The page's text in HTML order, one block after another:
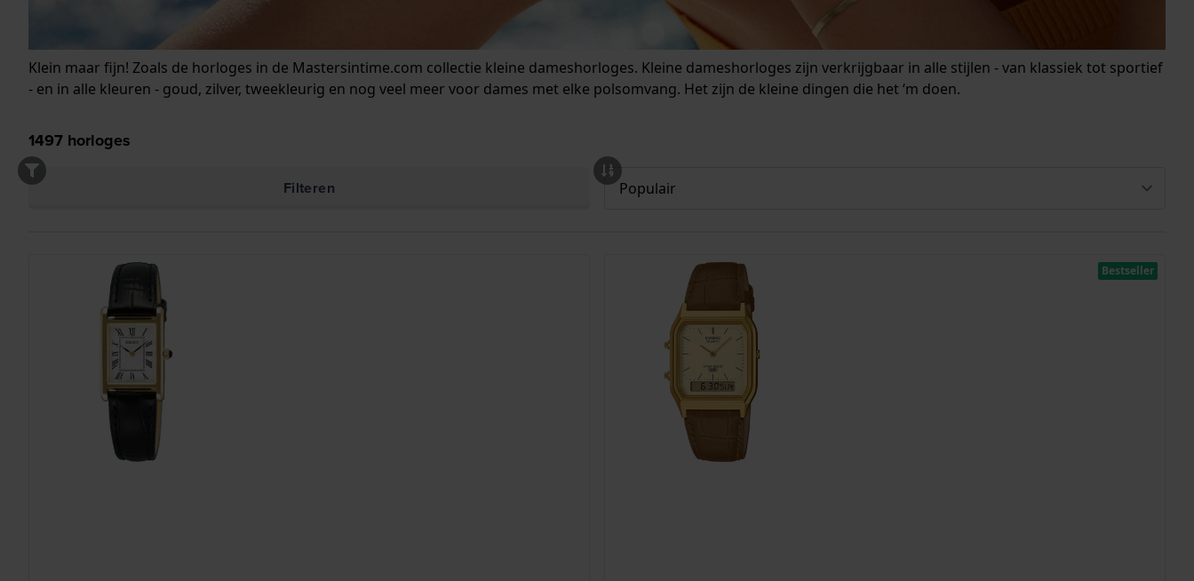
Klein maar fijn! Zoals de horloges in de Mastersintime.com collectie kleine dameshorloges. Kleine dameshorloges zijn verkrijgbaar in alle stijlen - van klassiek tot sportief
- en in alle kleuren - goud, zilver, tweekleurig en nog veel meer voor dames met elke polsomvang. Het zijn de kleine dingen die het ‘m doen.
1497 horloges
Filteren
Bestseller